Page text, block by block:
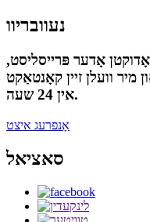
נעוובריוו
אָדער פּרייסליסט,
מיר וועלן זיין קאָנטאַקט
אין 24 שעה.
אָנפרעג איצט
סאציאל